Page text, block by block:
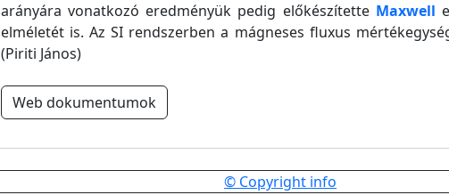
arányára vonatkozó eredményük pedig előkészítette Maxwell
elméletét is. Az SI rendszerben a mágneses fluxus
(Piriti János)
Web dokumentumok
© Copyright info